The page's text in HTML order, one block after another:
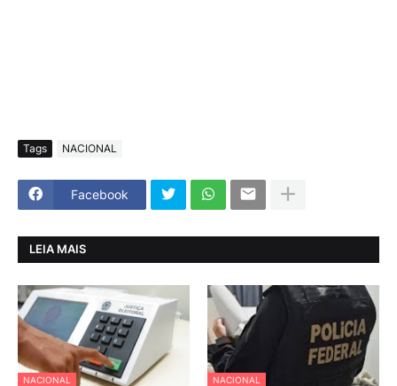
Tags NACIONAL
Facebook
LEIA MAIS
NACIONAL NACIONAL